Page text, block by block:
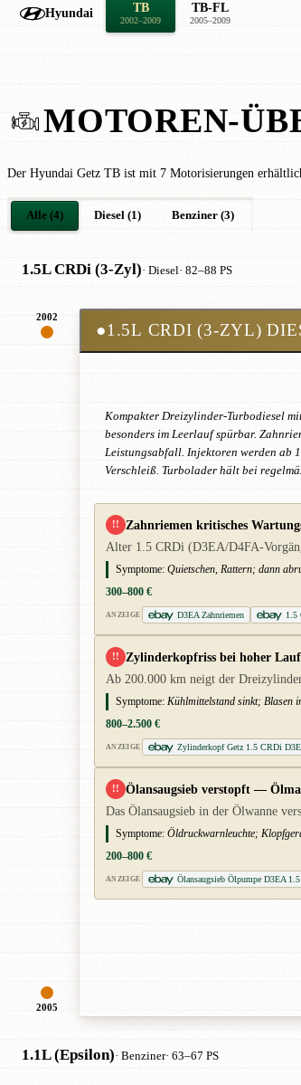
Hyundai TB
2002–2009
TB-FL
2005–2009
MOTOREN-
Der Hyundai Getz TB ist mit 7 Motorisierungen
Alle (4) Diesel (1) Benziner (3)
1.5L CRDi (3-Zyl)· Diesel· 82–88 PS
2002
2005
●1.5L CRDI (3-ZYL)
Kompakter Dreizylinder-Turbodiesel
besonders im Leerlauf spürbar.
Leistungsabfall. Injektoren werden ab
Verschleiß. Turbolader hält bei
!! Zahnriemen kritisches
Alter 1.5 CRDi (D3EA/D4FA-
Symptome: Quietschen, Rattern; dann
300–800 €
ANZEIGE D3EA Zahnriemen 1.5
!! Zylinderkopfriss bei hoher
Ab 200.000 km neigt der
Symptome: Kühlmittelstand sinkt; Blasen
800–2.500 €
ANZEIGE Zylinderkopf Getz 1.5 CRDi
!! Ölansaugsieb verstopft —
Das Ölansaugsieb in der Ölwanne
Symptome: Öldruckwarnleuchte;
200–800 €
ANZEIGE Ölansaugsieb Ölpumpe D3EA
1.1L (Epsilon)· Benziner· 63–67 PS